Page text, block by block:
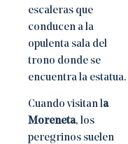
escaleras que
conducen a la
opulenta sala del
trono donde se
encuentra la estatua.
Cuando visitan la
Moreneta, los
peregrinos suelen